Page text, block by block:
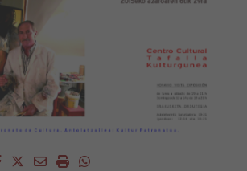
Facebook
Twitter
EmailImprimirWhatsapp